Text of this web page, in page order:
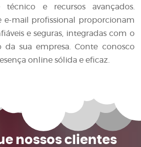
técnico e recursos avançados.
e-mail profissional proporcionam
e seguras, integradas com o
sua empresa. Conte conosco
online sólida e eficaz.
nossos clientes